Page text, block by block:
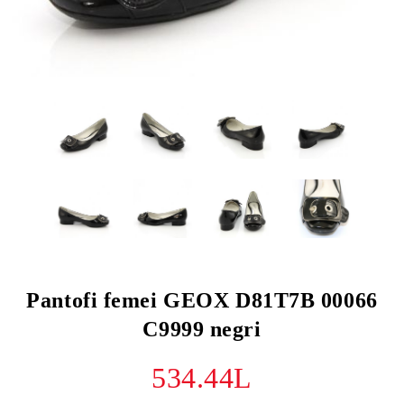
Pantofi femei GEOX D81T7B 00066
C9999 negri
534.44L